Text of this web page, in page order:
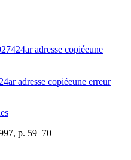
adresse copiéeune
adresse copiéeune erreur
, p. 59–70